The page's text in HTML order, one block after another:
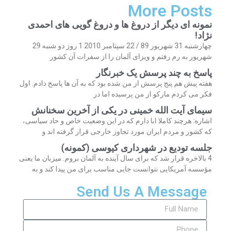
More Posts
نمونه ای دیگر از دروغ ها و دروغ گویی های احمدی
نژاد!
چهارشنبه 31 شهریور 89 / 22 سپتامبر 2010 1 روز دو شنبه 29
شهریور به رم رفتم و ویزای آلمان را از سفرات آن کشور
پاسخ به چند پرسش یک خبرنگار
هفته پیش هم پنج پرسش از من شده بود که به آن ها پاسخ دادم. اول
فکر می کردم مارکو از من پرسیده اما در
سیمای آیت الله خمینی در یکی از آخرین سخنانش
اشاره: هرچند کاملا ابا دارم که در این وضعیت خاص و حاد سیاسی،
که کشور و مردم ایران مورد تجاوز خارجی قرار گرفته اند و
جلسه تودیع در شهرداری کیوسی (کمونه)
4 بالاخره قرار شد که برای سال آینده به آلمان بروم. میزبان ما یعنی
مؤسسه آمریکایی نتوانست جایی مناسب برای من پیدا کند و به
Send Us A Message